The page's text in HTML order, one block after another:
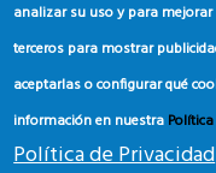
analizar su uso y para
terceros para mostrar
aceptarlas o configurar qué
información en nuestra
Política de Privacidad